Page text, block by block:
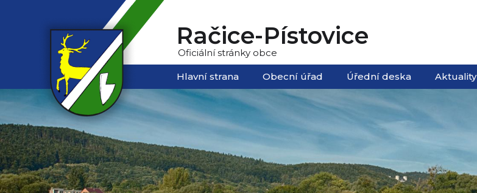
Račice-Pístovice
Oficiální stránky obce
Hlavní strana Obecní úřad Úřední deska Aktuality